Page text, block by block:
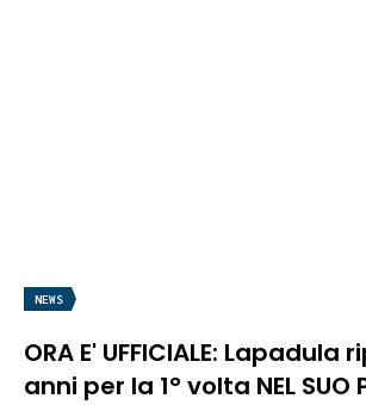
NEWS
ORA E' UFFICIALE: Lapadula
anni per la 1° volta NEL SUO